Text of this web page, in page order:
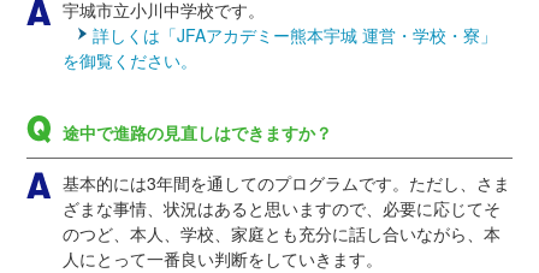
宇城市立小川中学校です。
詳しくは「JFAアカデミー熊本宇城 運営・学校・寮」
を御覧ください。
途中で進路の見直しはできますか？
基本的には3年間を通してのプログラムです。ただし、さま
ざまな事情、状況はあると思いますので、必要に応じてそ
のつど、本人、学校、家庭とも充分に話し合いながら、本
人にとって一番良い判断をしていきます。